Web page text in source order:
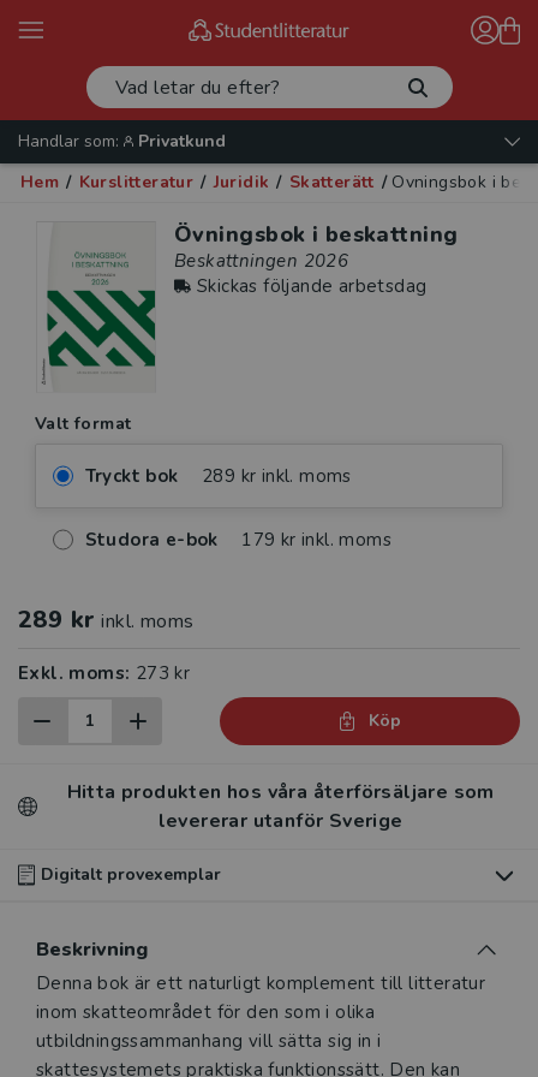
Handlar som:
Privatkund
Hem / Kurslitteratur / Juridik / Skatterätt / Övningsbok i
Övningsbok i beskattning
Beskattningen 2026
Skickas följande arbetsdag
Valt format
Tryckt bok 289 kr inkl. moms
Studora e-bok 179 kr inkl. moms
289 kr inkl. moms
Exkl. moms: 273 kr
Köp
Hitta produkten hos våra återförsäljare som
levererar utanför Sverige
Digitalt provexemplar
digitalt provexemplar av den här produkten
Våra digitala provexemplar tillhandahålls via Studora.se
och ger dig tillgång till boken under 180 dagar. Observera
att erbjudandet endast gäller relevanta produkter för din
Beskrivning
Beskrivning
Denna bok är ett naturligt komplement till litteratur
inom skatte­området för den som i olika
utbildningssammanhang vill sätta sig in i
skattesystemets praktiska funktionssätt. Den kan